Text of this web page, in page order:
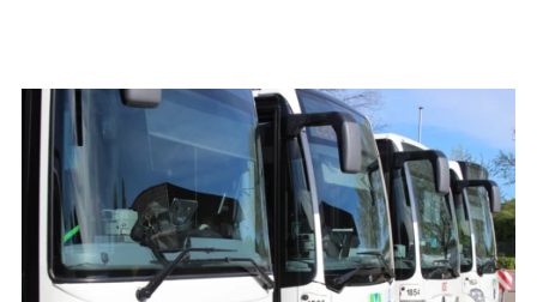
Synopse sortiert nach laufender Nummer -
Stand: 08.08.2025
PDF | 1.08 MB
Ergänzung zur Synopse - Stand: 21.08.2025
PDF | 0.4 MB